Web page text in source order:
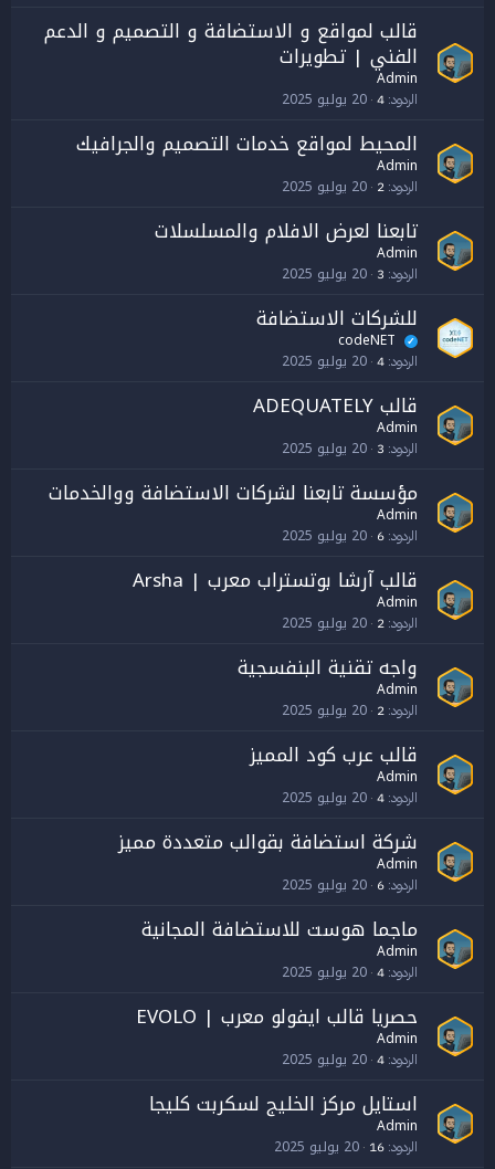
قالب لمواقع و الاستضافة و التصميم و الدعم
الفني | تطويرات
Admin
الردود 4 20 يوليو 2025
المحيط لمواقع خدمات التصميم والجرافيك
Admin
الردود 2 20 يوليو 2025
تابعنا لعرض الافلام والمسلسلات
Admin
الردود 3 20 يوليو 2025
للشركات الاستضافة
codeNET ✓
الردود 4 20 يوليو 2025
قالب ADEQUATELY
Admin
الردود 3 20 يوليو 2025
مؤسسة تابعنا لشركات الاستضافة ووالخدمات
Admin
الردود 6 20 يوليو 2025
قالب آرشا بوتستراب معرب | Arsha
Admin
الردود 2 20 يوليو 2025
واجه تقنية البنفسجية
Admin
الردود 2 20 يوليو 2025
قالب عرب كود المميز
Admin
الردود 4 20 يوليو 2025
شركة استضافة بقوالب متعددة مميز
Admin
الردود 6 20 يوليو 2025
ماجما هوست للاستضافة المجانية
Admin
الردود 4 20 يوليو 2025
حصريا قالب ايفولو معرب | EVOLO
Admin
الردود 4 20 يوليو 2025
استايل مركز الخليج لسكربت كليجا
Admin
الردود 16 20 يوليو 2025